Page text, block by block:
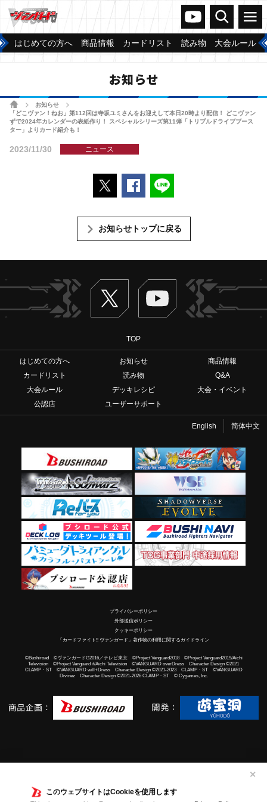
このウェブサイトはCookieを使用します
✕
ヴァンガードch
検索 メニュー
はじめての方へ 商品情報 カードリスト 読み物 大会ルール
お知らせ
ホームお知らせ
「どこヴァン！ねお」第112回は寺坂ユミさんをお迎えして本日20時より配信！ どこヴァン
ずで2024年カレンダーの表紙作り！ スペシャルシリーズ第11弾「トリプルドライブブース
ター」よりカード紹介も！
2023/11/30 ニュース
ポストするFacebookでシェアする
お知らせトップに戻る
Twitter ヴァンガードch
TOP
はじめての方へ お知らせ
商品情報
カードリスト
読み物
Q&A
大会ルール
デッキレシピ
大会・イベント
公認店
ユーザーサポート
English 简体中文
プライバシーポリシー
外部送信ポリシー
クッキーポリシー
「カードファイト!! ヴァンガード」著作物の利用に関するガイドライン
©Bushiroad ©ヴァンガードG2016／テレビ東京 ©Project Vanguard2018 ©Project Vanguard2019/Aichi
Television ©Project Vanguard if/Aichi Television ©VANGUARD overDress Character Design ©2021
CLAMP・ST ©VANGUARD will+Dress Character Design ©2021-2023 CLAMP・ST ©VANGUARD
Divinez Character Design ©2021-2026 CLAMP・ST © Cygames, Inc.